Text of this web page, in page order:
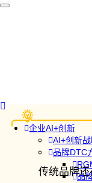
企业AI+创新
AI+创新
品牌DTC
品
传统品牌